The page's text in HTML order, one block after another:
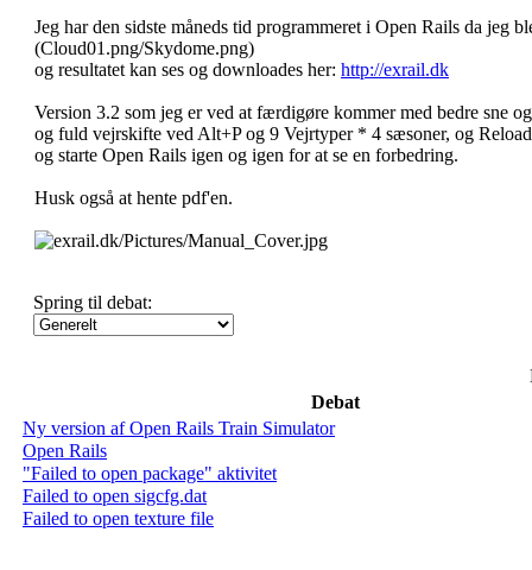
Jeg har den sidste måneds tid programmeret i Open Rails da jeg
(Cloud01.png/Skydome.png)
og resultatet kan ses og downloades her: http://exrail.dk
Version 3.2 som jeg er ved at færdigøre kommer med bedre sne
og fuld vejrskifte ved Alt+P og 9 Vejrtyper * 4 sæsoner, og
og starte Open Rails igen og igen for at se en forbedring.
Husk også at hente pdf'en.
Spring til debat:
Debat
Ny version af Open Rails Train Simulator
Open Rails
"Failed to open package" aktivitet
Failed to open sigcfg.dat
Failed to open texture file